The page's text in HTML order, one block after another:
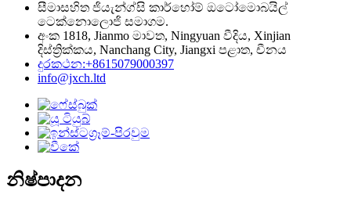
සීමාසහිත ජියැන්ග්සි කාර්හෝම් ඔටෝමොබයිල්
ටෙක්නොලොජි සමාගම.
අංක 1818, Jianmo මාවත, Ningyuan වීදිය, Xinjian
දිස්ත්‍රික්කය, Nanchang City, Jiangxi පළාත, චීනය
දුරකථන:+8615079000397
info@jxch.ltd
නිෂ්පාදන